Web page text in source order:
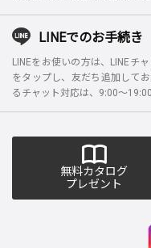
LINEでのお手続き
LINEをお使いの方は、LINEチ
をタップし、友だち追加して
るチャット対応は、9:00～
無料カタログ
プレゼント